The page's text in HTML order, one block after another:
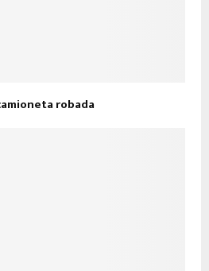
robada